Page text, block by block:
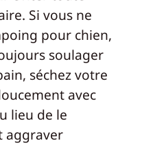
Si vous ne
pour chien,
soulager
séchez votre
avec
lieu de le
aggraver